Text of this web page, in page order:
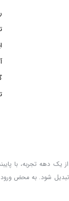
از یک دهه تجربه،
شود. به محض ورود
کرد.